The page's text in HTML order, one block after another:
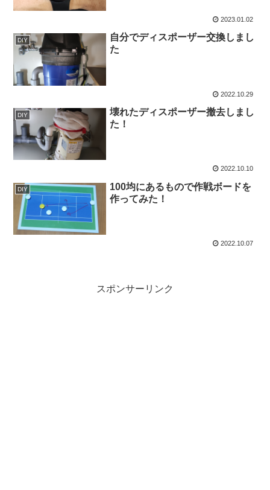
2023.01.02
DIY
自分でディスポーザー交換しまし
た
2022.10.29
DIY
壊れたディスポーザー撤去しまし
た！
2022.10.10
DIY
100均にあるもので作戦ボードを
作ってみた！
2022.10.07
スポンサーリンク